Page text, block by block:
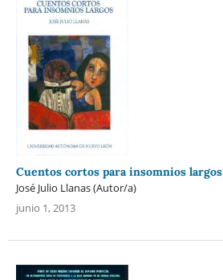
Cuentos cortos para insomnios largos
José Julio Llanas (Autor/a)
junio 1, 2013